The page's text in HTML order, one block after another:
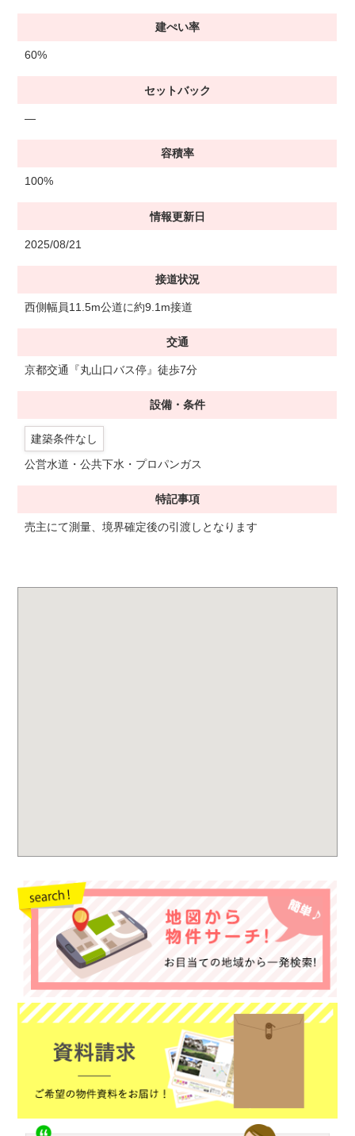
建ぺい率
60%
セットバック
―
容積率
100%
情報更新日
2025/08/21
接道状況
西側幅員11.5m公道に約9.1m接道
交通
京都交通『丸山口バス停』徒歩7分
設備・条件
建築条件なし
公営水道・公共下水・プロパンガス
特記事項
売主にて測量、境界確定後の引渡しとなります